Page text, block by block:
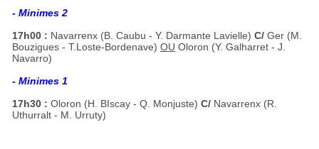
- Minimes 2
17h00 : Navarrenx (B. Caubu - Y. Darmante Lavielle)C/Ger (M.
Bouzigues - T.Loste-Bordenave)OU Oloron (Y. Galharret - J.
Navarro)
- Minimes 1
17h30 : Oloron (H. BIscay - Q. Monjuste)C/ Navarrenx (R.
Uthurralt - M. Urruty)